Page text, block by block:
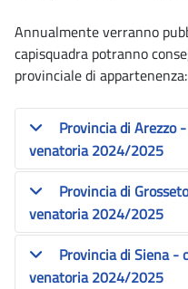
Annualmente verranno
capisquadra potranno
provinciale di appartenenza:
Provincia di Arezzo
venatoria 2024/2025
Provincia di
venatoria 2024/2025
Provincia di Siena -
venatoria 2024/2025